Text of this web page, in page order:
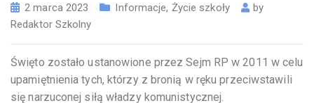
2 marca 2023 Informacje, Życie szkoły
by
Redaktor Szkolny
Święto zostało ustanowione przez Sejm RP w 2011 w celu
upamiętnienia tych, którzy z bronią w ręku przeciwstawili
się narzuconej siłą władzy komunistycznej.